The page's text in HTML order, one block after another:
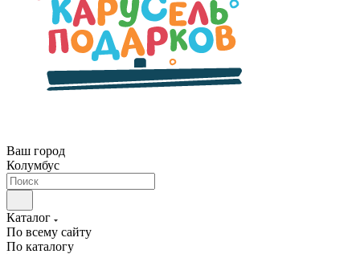
Ваш город
Колумбус
Каталог
По всему сайту
По каталогу